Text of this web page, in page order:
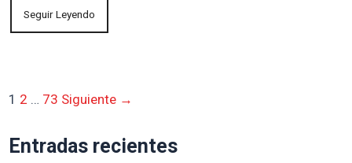
Seguir Leyendo
1 2 … 73 Siguiente →
Entradas recientes